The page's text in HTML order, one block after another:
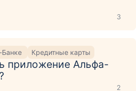
3
Кредитные карты
приложение Aльфа-
2